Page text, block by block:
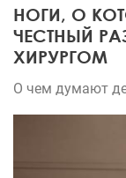
НОГИ, О
ЧЕСТНЫЙ
ХИРУРГОМ
О чем думают